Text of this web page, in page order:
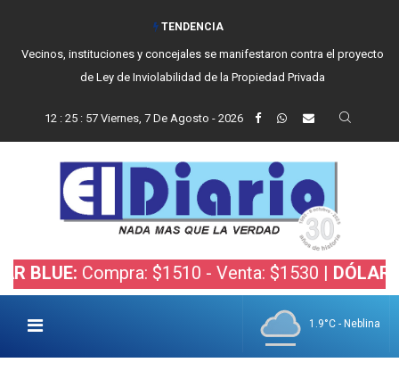
TENDENCIA
Vecinos, instituciones y concejales se manifestaron contra el proyecto
de Ley de Inviolabilidad de la Propiedad Privada
12: 25: 58 Viernes, 7 De Agosto - 2026
Compra: $1510 - Venta: $1530 |DÓLAR BOLSA:
1.9°C - Neblina